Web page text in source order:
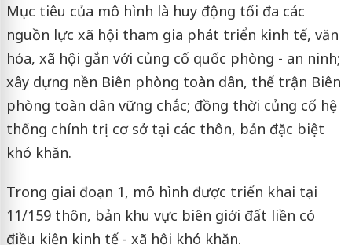
Mục tiêu của mô hình là huy động tối đa các
nguồn lực xã hội tham gia phát triển kinh tế, văn
hóa, xã hội gắn với củng cố quốc phòng - an ninh;
xây dựng nền Biên phòng toàn dân, thế trận Biên
phòng toàn dân vững chắc; đồng thời củng cố hệ
thống chính trị cơ sở tại các thôn, bản đặc biệt
khó khăn.
Trong giai đoạn 1, mô hình được triển khai tại
11/159 thôn, bản khu vực biên giới đất liền có
điều kiện kinh tế - xã hội khó khăn.